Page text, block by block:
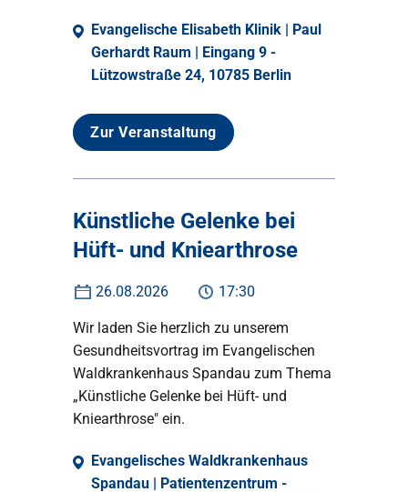
Evangelische Elisabeth Klinik | Paul
Gerhardt Raum | Eingang 9 -
Lützowstraße 24, 10785 Berlin
Zur Veranstaltung
Künstliche Gelenke bei
Hüft- und Kniearthrose
26.08.2026 17:30
Wir laden Sie herzlich zu unserem
Gesundheitsvortrag im Evangelischen
Waldkrankenhaus Spandau zum Thema
„Künstliche Gelenke bei Hüft- und
Kniearthrose" ein.
Evangelisches Waldkrankenhaus
Spandau | Patientenzentrum -